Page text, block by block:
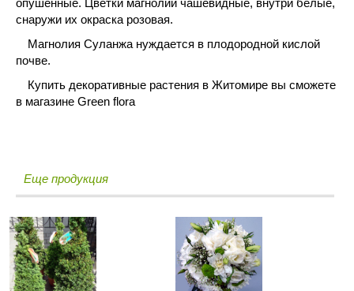
снаружи их окраска розовая.
Магнолия Суланжа нуждается в плодородной кислой
почве.
Купить декоративные растения в Житомире вы сможете
в магазине Green flora
Еще продукция